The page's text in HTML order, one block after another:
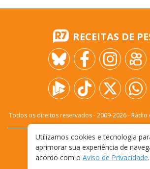
RECEITAS DE
Todos os direitos reservados - 2009-2026- Rádio
FALE CONOSCO
TERMOS E CONDIÇÕES DE USO
Utilizamos cookies e tecnologia
aprimorar sua experiência de
acordo com o Aviso de Privacidade.